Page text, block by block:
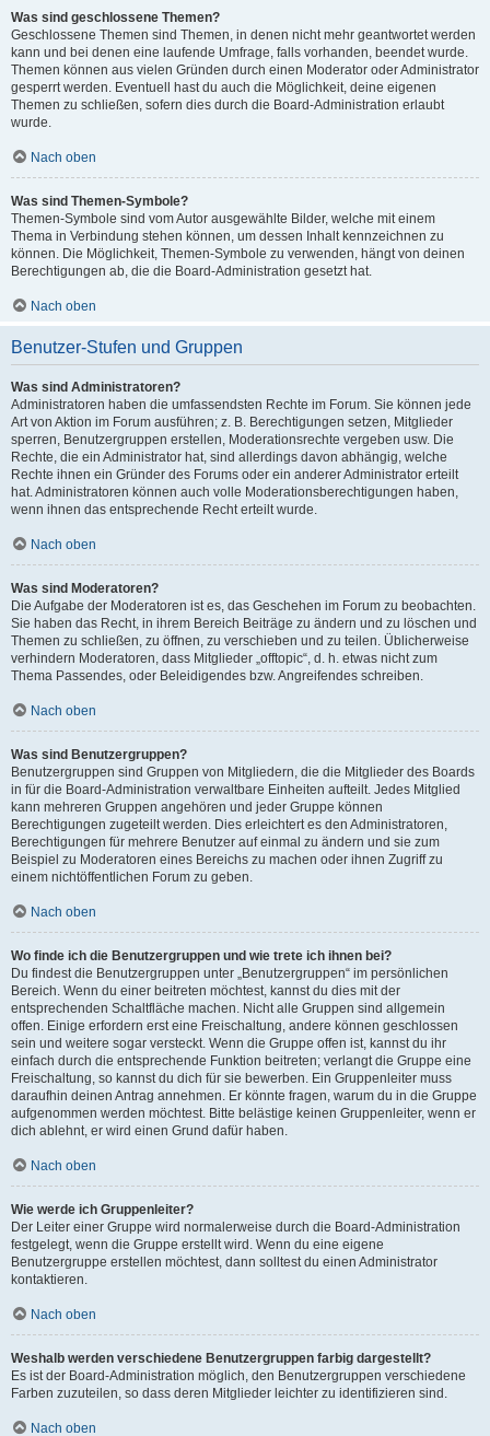
Was sind geschlossene Themen?
Geschlossene Themen sind Themen, in denen nicht mehr geantwortet werden
kann und bei denen eine laufende Umfrage, falls vorhanden, beendet wurde.
Themen können aus vielen Gründen durch einen Moderator oder Administrator
gesperrt werden. Eventuell hast du auch die Möglichkeit, deine eigenen
Themen zu schließen, sofern dies durch die Board-Administration erlaubt
wurde.
Nach oben
Was sind Themen-Symbole?
Themen-Symbole sind vom Autor ausgewählte Bilder, welche mit einem
Thema in Verbindung stehen können, um dessen Inhalt kennzeichnen zu
können. Die Möglichkeit, Themen-Symbole zu verwenden, hängt von deinen
Berechtigungen ab, die die Board-Administration gesetzt hat.
Nach oben
Benutzer-Stufen und Gruppen
Was sind Administratoren?
Administratoren haben die umfassendsten Rechte im Forum. Sie können jede
Art von Aktion im Forum ausführen; z. B. Berechtigungen setzen, Mitglieder
sperren, Benutzergruppen erstellen, Moderationsrechte vergeben usw. Die
Rechte, die ein Administrator hat, sind allerdings davon abhängig, welche
Rechte ihnen ein Gründer des Forums oder ein anderer Administrator erteilt
hat. Administratoren können auch volle Moderationsberechtigungen haben,
wenn ihnen das entsprechende Recht erteilt wurde.
Nach oben
Was sind Moderatoren?
Die Aufgabe der Moderatoren ist es, das Geschehen im Forum zu beobachten.
Sie haben das Recht, in ihrem Bereich Beiträge zu ändern und zu löschen und
Themen zu schließen, zu öffnen, zu verschieben und zu teilen. Üblicherweise
verhindern Moderatoren, dass Mitglieder „offtopic“, d. h. etwas nicht zum
Thema Passendes, oder Beleidigendes bzw. Angreifendes schreiben.
Nach oben
Was sind Benutzergruppen?
Benutzergruppen sind Gruppen von Mitgliedern, die die Mitglieder des Boards
in für die Board-Administration verwaltbare Einheiten aufteilt. Jedes Mitglied
kann mehreren Gruppen angehören und jeder Gruppe können
Berechtigungen zugeteilt werden. Dies erleichtert es den Administratoren,
Berechtigungen für mehrere Benutzer auf einmal zu ändern und sie zum
Beispiel zu Moderatoren eines Bereichs zu machen oder ihnen Zugriff zu
einem nichtöffentlichen Forum zu geben.
Nach oben
Wo finde ich die Benutzergruppen und wie trete ich ihnen bei?
Du findest die Benutzergruppen unter „Benutzergruppen“ im persönlichen
Bereich. Wenn du einer beitreten möchtest, kannst du dies mit der
entsprechenden Schaltfläche machen. Nicht alle Gruppen sind allgemein
offen. Einige erfordern erst eine Freischaltung, andere können geschlossen
sein und weitere sogar versteckt. Wenn die Gruppe offen ist, kannst du ihr
einfach durch die entsprechende Funktion beitreten; verlangt die Gruppe eine
Freischaltung, so kannst du dich für sie bewerben. Ein Gruppenleiter muss
daraufhin deinen Antrag annehmen. Er könnte fragen, warum du in die Gruppe
aufgenommen werden möchtest. Bitte belästige keinen Gruppenleiter, wenn er
dich ablehnt, er wird einen Grund dafür haben.
Nach oben
Wie werde ich Gruppenleiter?
Der Leiter einer Gruppe wird normalerweise durch die Board-Administration
festgelegt, wenn die Gruppe erstellt wird. Wenn du eine eigene
Benutzergruppe erstellen möchtest, dann solltest du einen Administrator
kontaktieren.
Nach oben
Weshalb werden verschiedene Benutzergruppen farbig dargestellt?
Es ist der Board-Administration möglich, den Benutzergruppen verschiedene
Farben zuzuteilen, so dass deren Mitglieder leichter zu identifizieren sind.
Nach oben